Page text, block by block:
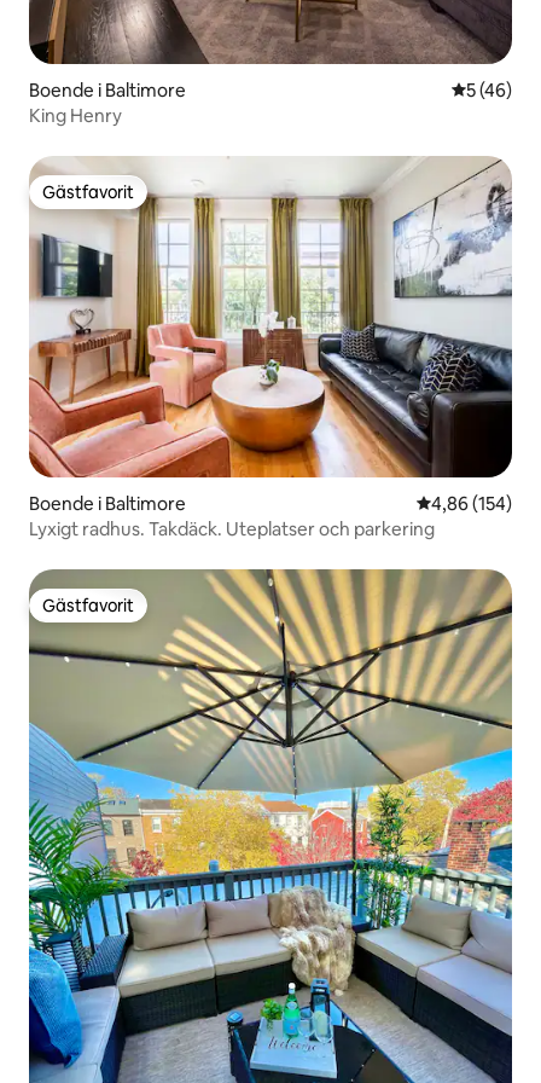
Boende i Baltimore 5 av 5 i
5 (46)
King Henry
Gästfavorit
Gästfavorit
Boende i Baltimore 4,86 av 5 i
4,86 (154)
Lyxigt radhus. Takdäck. Uteplatser och parkering
Gästfavorit
Gästfavorit